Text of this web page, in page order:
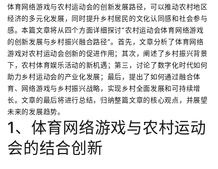
体育网络游戏与农村运动会的创新发展路径，可以推动农村地区
经济的多元化发展，同时提升乡村居民的文化认同感和社会参与
感。本篇文章将从四个方面详细探讨“农村运动会体育网络游戏
的创新发展与乡村振兴融合路径”。首先，文章分析了体育网络
游戏对农村运动会创新的促进作用；其次，阐述了乡村振兴背景
下，农村体育娱乐活动的新机遇；第三，讨论了数字化时代如何
助力乡村运动会的产业化发展；最后，提出了如何通过融合体
育、网络游戏与乡村振兴战略，实现乡村全面发展和可持续增
长。文章的最后将进行总结，归纳整篇文章的核心观点，并展望
未来的发展趋势。
1、体育网络游戏与农村运动
会的结合创新